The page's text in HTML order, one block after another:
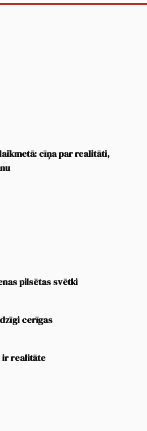
cīņa par realitāti,
pilsētas svētki
cerīgas
ir realitāte